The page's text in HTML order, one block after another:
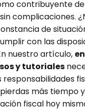
contribuyente
complicaciones.
de
con las
nuestro artículo,
y tutoriales
responsabilidades
pierdas más tiempo
fiscal hoy